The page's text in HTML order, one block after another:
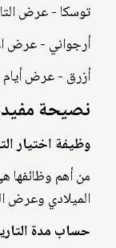
توسكا - عرض
أرجواني - عرض
أزرق - عرض أيام
نصيحة
وظيفة اختيار
من أهم وظائفها
الميلادي وعرض
حساب مدة